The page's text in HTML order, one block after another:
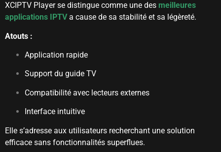
XCIPTV Player se distingue comme une des meilleures
applications IPTVa cause de sa stabilité et sa légèreté.
Atouts :
Application rapide
Support du guide TV
Compatibilité avec lecteurs externes
Interface intuitive
Elle s’adresse aux utilisateurs recherchant une solution
efficace sans fonctionnalités superflues.